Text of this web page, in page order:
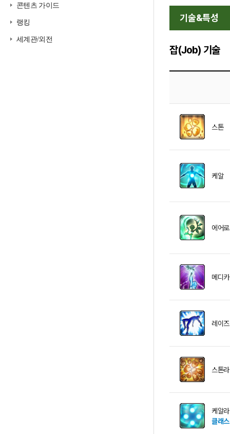
콘텐츠 가이드
랭킹
세계관/외전
기술&특성
잡(Job) 기술
스톤
케알
에어로
메디카
레이즈
스톤라
케알라
클래